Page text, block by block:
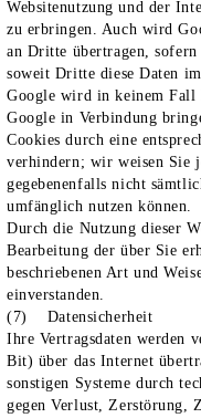
Websitenutzung und der
zu erbringen. Auch wird
an Dritte übertragen, sofern
soweit Dritte diese Daten
Google wird in keinem Fall
Google in Verbindung
Cookies durch eine
verhindern; wir weisen Sie
gegebenenfalls nicht
umfänglich nutzen können.
Durch die Nutzung dieser
Bearbeitung der über Sie
beschriebenen Art und
einverstanden.
(7) Datensicherheit
Ihre Vertragsdaten werden
Bit) über das Internet
sonstigen Systeme durch
gegen Verlust, Zerstörung,